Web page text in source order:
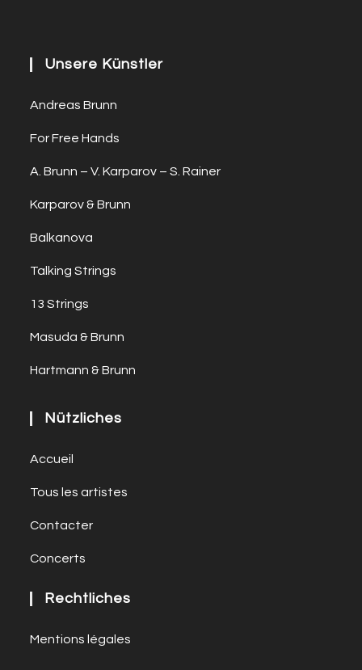
Unsere Künstler
Andreas Brunn
For Free Hands
A. Brunn – V. Karparov – S. Rainer
Karparov & Brunn
Balkanova
Talking Strings
13 Strings
Masuda & Brunn
Hartmann & Brunn
Nützliches
Accueil
Tous les artistes
Contacter
Concerts
Rechtliches
Mentions légales